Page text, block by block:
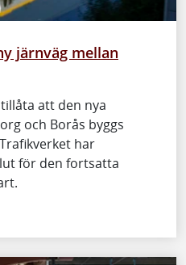
järnväg mellan
att den nya
och Borås byggs
har
för den fortsatta